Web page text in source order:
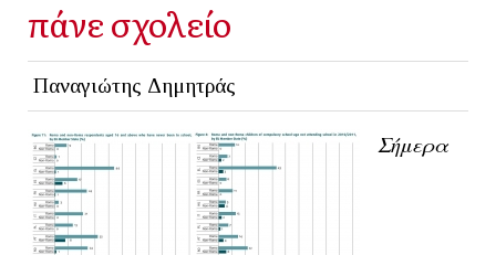
πάνε σχολείο
Παναγιώτης Δημητράς
Σήμερα